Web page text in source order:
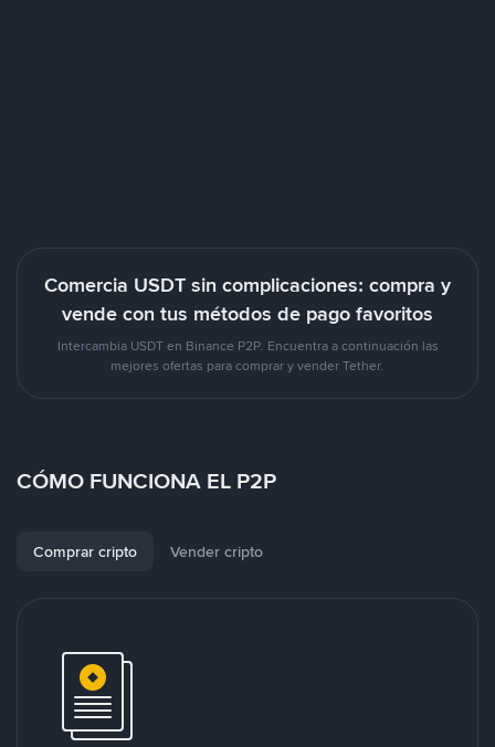
Comercia USDT sin complicaciones: compra y
vende con tus métodos de pago favoritos
Intercambia USDT en Binance P2P. Encuentra a continuación las
mejores ofertas para comprar y vender Tether.
CÓMO FUNCIONA EL P2P
Comprar cripto Vender cripto